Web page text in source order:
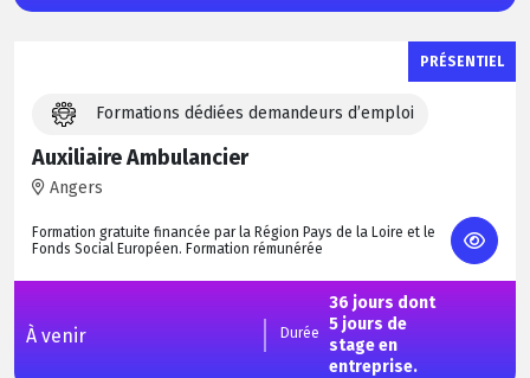
À venir Durée
36 jours dont
5 jours de
stage en
entreprise.
PRÉSENTIEL
Formations dédiées demandeurs d’emploi
Auxiliaire Ambulancier
Angers
Formation gratuite financée par la Région Pays de la Loire et le
Fonds Social Européen. Formation rémunérée